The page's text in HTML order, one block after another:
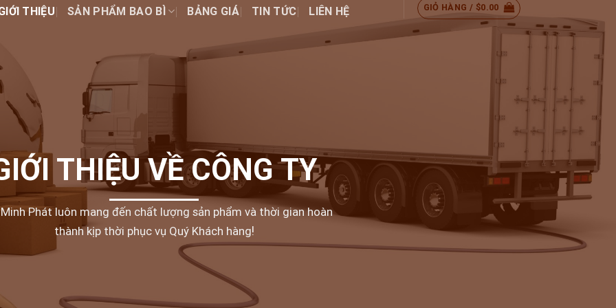
THIỆU SẢN PHẨM BAO BÌ BẢNG GIÁ TIN TỨC LIÊN HỆ GIỎ HÀNG / $0.00
THIỆU VỀ CÔNG TY
Phát luôn mang đến chất lượng sản phẩm và thời gian hoàn
thành kịp thời phục vụ Quý Khách hàng!